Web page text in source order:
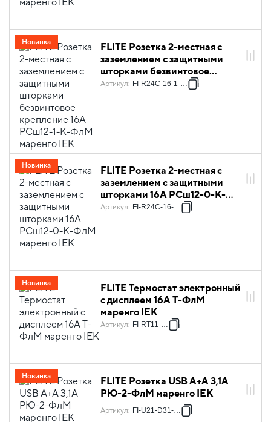
FLITE Розетка 2-местная с
заземлением с защитными
шторками безвинтовое
крепление 16А РСш12-1-К-
Артикул: FI-R24C-16-1-K35
Новинка
FLITE Розетка 2-местная с
заземлением с защитными
шторками 16А РСш12-0-К-
ФлМ маренго IEK
Артикул: FI-R24C-16-K35
Новинка
FLITE Термостат электронный
с дисплеем 16А Т-ФлМ
маренго IEK
Артикул: FI-RT11-K35
Новинка
FLITE Розетка USB A+A 3,1А
РЮ-2-ФлМ маренго IEK
Артикул: FI-U21-D31-K35
Новинка